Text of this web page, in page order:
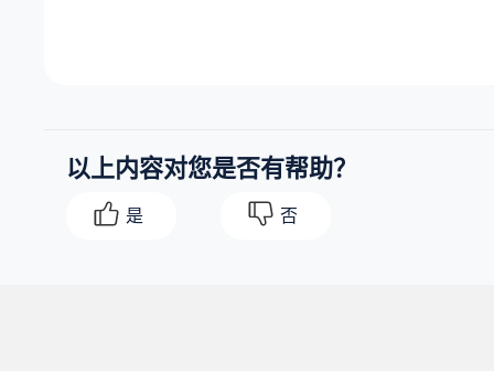
以上内容对您是否有帮助？
是 否